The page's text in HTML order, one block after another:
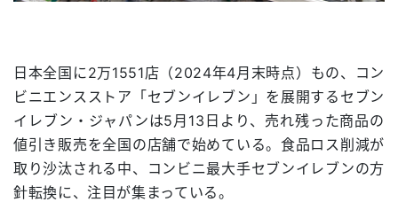
日本全国に2万1551店（2024年4月末時点）もの、コン
ビニエンスストア「セブンイレブン」を展開するセブン
イレブン・ジャパンは5月13日より、売れ残った商品の
値引き販売を全国の店舗で始めている。食品ロス削減が
取り沙汰される中、コンビニ最大手セブンイレブンの方
針転換に、注目が集まっている。